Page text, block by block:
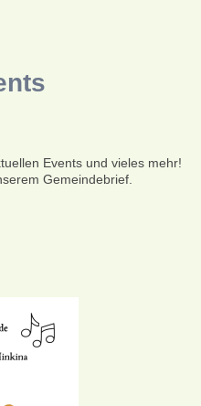
Events und vieles mehr!
Gemeindebrief.